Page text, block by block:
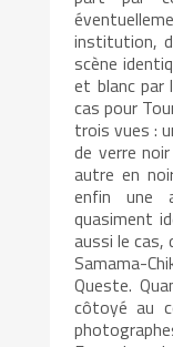
institution,
scène
et blanc par
cas pour
trois vues :
de verre
autre en
enfin une
quasiment
aussi le cas,
Samama-
Queste.
côtoyé au